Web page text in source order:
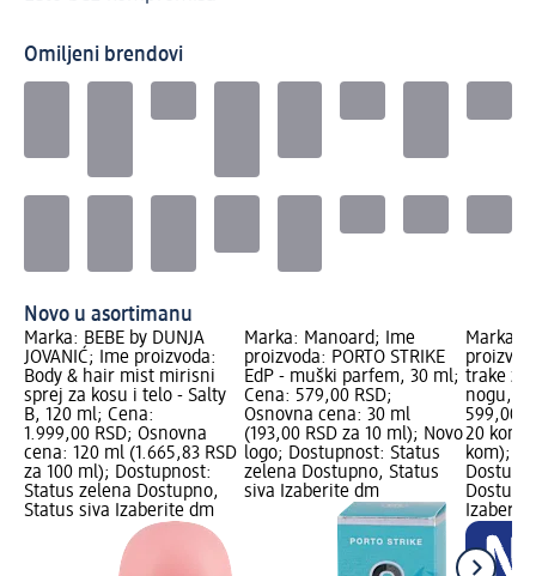
Omiljeni brendovi
Novo u asortimanu
Marka: BÉBÉ by DUNJA
JOVANIĆ; Ime proizvoda:
Body & hair mist mirisni
sprej za kosu i telo - Salty
B, 120 ml; Cena:
1.999,00 RSD; Osnovna
cena: 120 ml (1.665,83 RSD
za 100 ml); Dostupnost:
Status zelena Dostupno,
Status siva Izaberite dm
Marka: Manoard; Ime
proizvoda: PORTO STRIKE
EdP - muški parfem, 30 ml;
Cena: 579,00 RSD;
Osnovna cena: 30 ml
(193,00 RSD za 10 ml); Novo
logo; Dostupnost: Status
zelena Dostupno, Status
siva Izaberite dm
Marka:
trake za
nogu,
599,00
20 kom
kom);